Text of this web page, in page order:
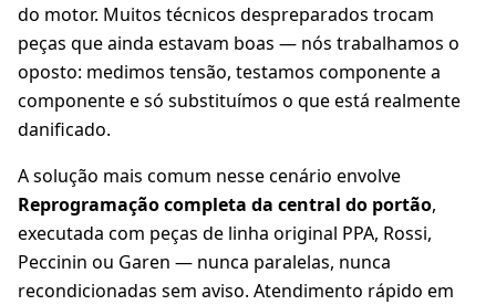
do motor. Muitos técnicos despreparados trocam
peças que ainda estavam boas — nós trabalhamos o
oposto: medimos tensão, testamos componente a
componente e só substituímos o que está realmente
danificado.
A solução mais comum nesse cenário envolve
Reprogramação completa da central do portão,
executada com peças de linha original PPA, Rossi,
Peccinin ou Garen — nunca paralelas, nunca
recondicionadas sem aviso. Atendimento rápido em